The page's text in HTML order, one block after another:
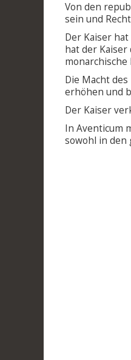
Von den
sein und
Der Kaiser
hat der
Die Macht
erhöhen und
Der Kaiser
In Aventicum
sowohl in den